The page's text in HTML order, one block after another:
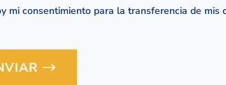
mi consentimiento para la transferencia de
Loading...